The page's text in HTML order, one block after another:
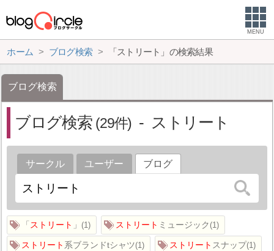
MENU
ホーム ブログ検索 「ストリート」の検索結果
ブログ検索
ブログ検索 29 ストリート
サークル ユーザー ブログ
「 ストリート 」 1 ストリート ミュージック 1
ストリート 系ブランドtシャツ 1 ストリート スナップ 1